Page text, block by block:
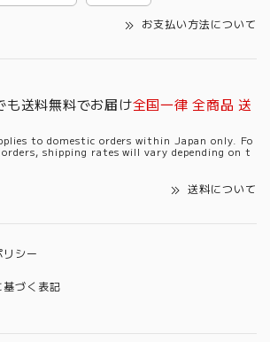
お支払い方法について
送料無料でお届け全国一律 全商品 送
to domestic orders within Japan only. Fo
shipping rates will vary depending on t
送料について
シー
づく表記